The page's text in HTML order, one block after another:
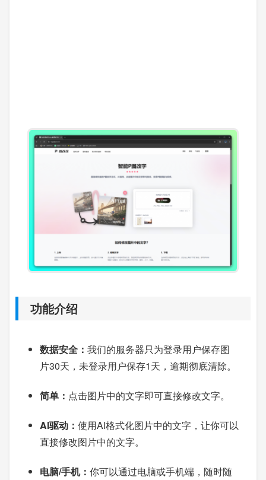
功能介绍
数据安全： 我们的服务器只为登录用户保存图
片30天，未登录用户保存1天，逾期彻底清除。
简单： 点击图片中的文字即可直接修改文字。
AI驱动： 使用AI格式化图片中的文字，让你可以
直接修改图片中的文字。
电脑/手机： 你可以通过电脑或手机端，随时随